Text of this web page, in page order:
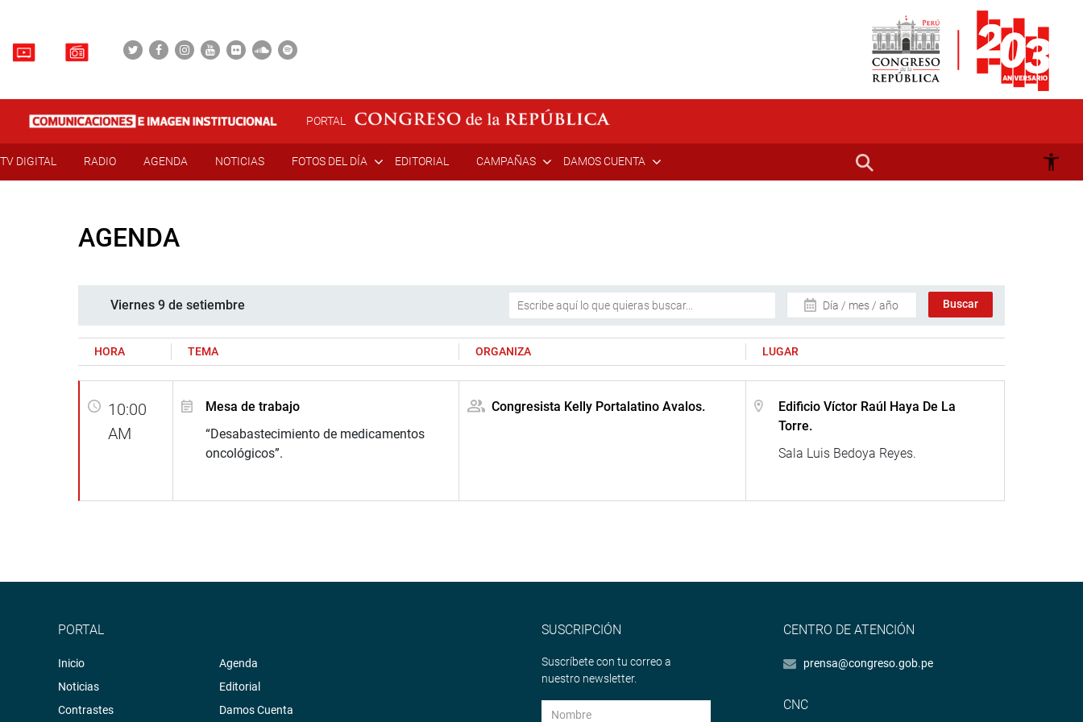
PORTAL
TV DIGITAL RADIO AGENDA NOTICIAS FOTOS DEL DÍA EDITORIAL CAMPAÑAS DAMOS CUENTA
AGENDA
Viernes 9 de setiembre Día / mes / año
HORA TEMA ORGANIZA LUGAR
10:00
AM
Mesa de trabajo
“Desabastecimiento de medicamentos
oncológicos”.
Congresista Kelly Portalatino Avalos.
Edificio Víctor Raúl Haya De La
Torre.
Sala Luis Bedoya Reyes.
PORTAL
Inicio
Noticias
Contrastes
Agenda
Editorial
Damos Cuenta
SUSCRIPCIÓN
Suscríbete con tu correo a
nuestro newsletter.
CENTRO DE ATENCIÓN
prensa@congreso.gob.pe
CNC